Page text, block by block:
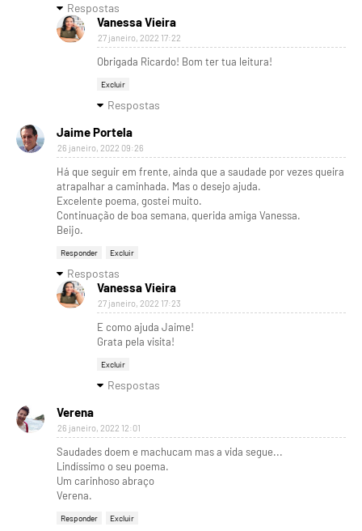
Respostas
Vanessa Vieira
27 janeiro, 2022 17:22
Obrigada Ricardo! Bom ter tua leitura!
Excluir
Respostas
Jaime Portela
26 janeiro, 2022 09:26
Há que seguir em frente, ainda que a saudade por vezes queira
atrapalhar a caminhada. Mas o desejo ajuda.
Excelente poema, gostei muito.
Continuação de boa semana, querida amiga Vanessa.
Beijo.
Responder Excluir
Respostas
Vanessa Vieira
27 janeiro, 2022 17:23
E como ajuda Jaime!
Grata pela visita!
Excluir
Respostas
Verena
26 janeiro, 2022 12:01
Saudades doem e machucam mas a vida segue...
Lindíssimo o seu poema.
Um carinhoso abraço
Verena.
Responder Excluir